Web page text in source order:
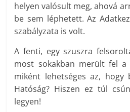
helyen valósult meg, ahová
be sem léphetett. Az
szabályzata is volt.
A fenti, egy szuszra
most sokakban merült fel a
miként lehetséges az,
Hatóság? Hiszen ez túl
legyen!